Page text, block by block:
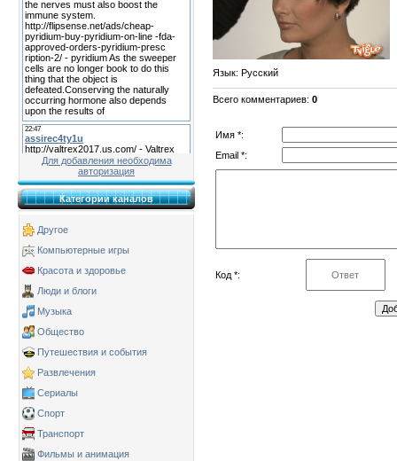
Для добавления необходима
авторизация
Категории каналов
Другое
Компьютерные игры
Красота и здоровье
Люди и блоги
Музыка
Общество
Путешествия и события
Развлечения
Сериалы
Спорт
Транспорт
Фильмы и анимация
Язык: Русский
Всего комментариев: 0
Имя *:
Email *:
Код *: